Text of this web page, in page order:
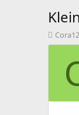
T
h
Cora12